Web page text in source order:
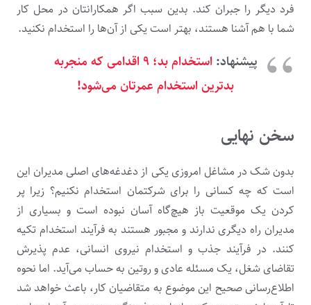
فرد دیگر را جبران کند. بدین سبب اگر همکارانتان در محل کار
شما با هم آشنا هستند، بهتر است یکی از آن‌ها را استخدام نکنید.
پیشنهاد:
استخدام بد؛ ۹ اقدامی که منجربه
بدترین استخدام عمرتان می‌شود!
سخن نهایی
بدون شک در مشاغل امروزی یکی از دغدغه‌های اصلی مدیران این
است که چه کسانی را برای شرکتمان استخدام نکنیم؟ زیرا پر
کردن یک موقعیت باز هیچ‌گاه آسان نبوده‌ است و بسیاری از
مدیران راه دیگری ندارند و مجبور هستند به فرآیند استخدام تکیه
کنند. در فرآیند جذب و استخدام نیروی انسانی، عدم پذیرش
تقاضای شغل، یک مسئله عادی و روتین به حساب می‌آید. اما نحوه‌
اطلاع‌رسانی صحیح این موضوع به متقاضیان کار، باعث خواهد شد